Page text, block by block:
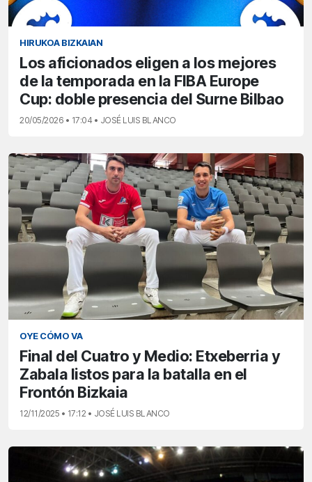
HIRUKOA BIZKAIAN
Los aficionados eligen a los mejores
de la temporada en la FIBA Europe
Cup: doble presencia del Surne Bilbao
20/05/2026 • 17:04 • JOSÉ LUIS BLANCO
OYE CÓMO VA
Final del Cuatro y Medio: Etxeberria y
Zabala listos para la batalla en el
Frontón Bizkaia
12/11/2025 • 17:12 • JOSÉ LUIS BLANCO